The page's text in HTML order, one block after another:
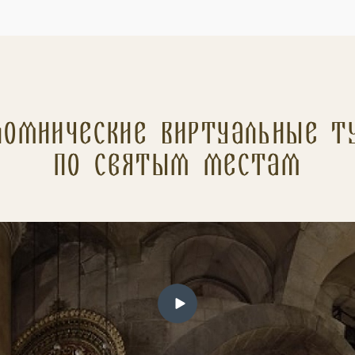
Виртуальные
по святым местам